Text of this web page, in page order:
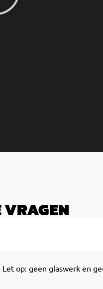
VRAGEN
op: geen glaswerk en